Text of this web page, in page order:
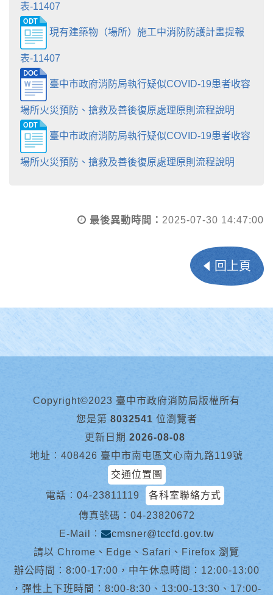
表-11407
現有建築物（場所）施工中消防防護計畫提報
表-11407
臺中市政府消防局執行疑似COVID-19患者收容
場所火災預防、搶救及善後復原處理原則流程說明
臺中市政府消防局執行疑似COVID-19患者收容
場所火災預防、搶救及善後復原處理原則流程說明
最後異動時間： 2025-07-30 14:47:00
回上頁
Copyright©2023 臺中市政府消防局版權所有
您是第 8032541 位瀏覽者
更新日期 2026-08-08
地址︰408426 臺中市南屯區文心南九路119號
交通位置圖
電話︰ 04-23811119
各科室聯絡方式
傳真號碼：04-23820672
E-Mail︰
cmsner@tccfd.gov.tw
請以 Chrome、Edge、Safari、Firefox 瀏覽
辦公時間：8:00-17:00，中午休息時間：12:00-13:00
，彈性上下班時間：8:00-8:30、13:00-13:30、17:00-